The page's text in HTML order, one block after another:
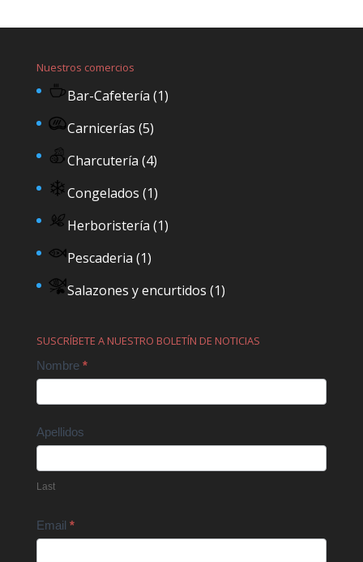
Nuestros comercios
Bar-Cafetería (1)
Carnicerías (5)
Charcutería (4)
Congelados (1)
Herboristería (1)
Pescaderia (1)
Salazones y encurtidos (1)
SUSCRÍBETE A NUESTRO BOLETÍN DE NOTICIAS
Contact
Nombre *
Apellidos
Last
Email *